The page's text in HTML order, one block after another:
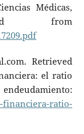
Médicas,
from
Retrieved
el ratio
financiera-ratio-